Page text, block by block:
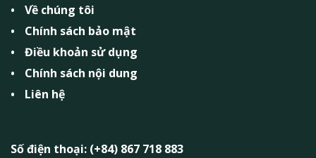
Về chúng tôi
Chính sách bảo mật
Điều khoản sử dụng
Chính sách nội dung
Liên hệ
Số điện thoại: (+84) 867 718 883